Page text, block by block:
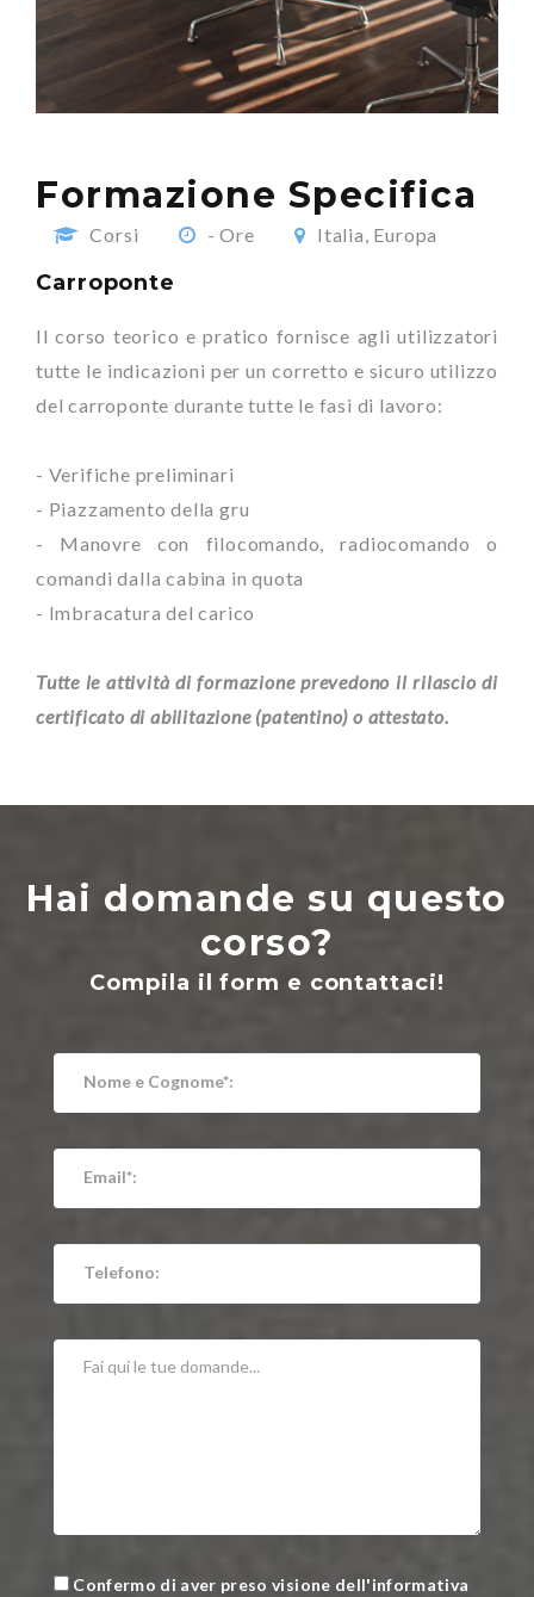
Formazione Specifica
Corsi - Ore Italia, Europa
Carroponte
Il corso teorico e pratico fornisce agli utilizzatori
tutte le indicazioni per un corretto e sicuro utilizzo
del carroponte durante tutte le fasi di lavoro:
- Verifiche preliminari
- Piazzamento della gru
- Manovre con filocomando, radiocomando o
comandi dalla cabina in quota
- Imbracatura del carico
Tutte le attività di formazione prevedono il rilascio di
certificato di abilitazione (patentino) o attestato.
Hai domande su questo
corso?
Compila il form e contattaci!
Confermo di aver preso visione dell'informativa